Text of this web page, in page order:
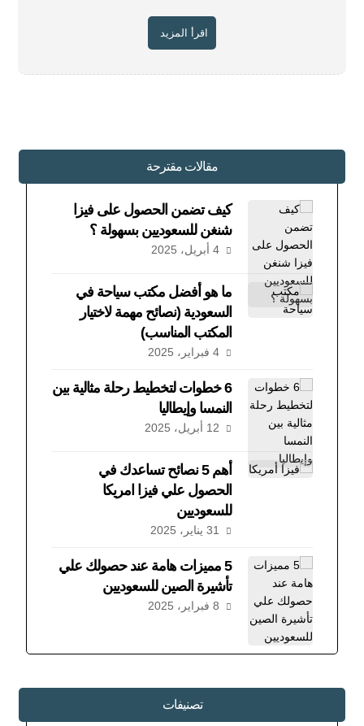
اقرأ المزيد
مقالات مقترحة
كيف تضمن الحصول على فيزا
شنغن للسعوديين بسهولة ؟
4 أبريل، 2025
ما هو أفضل مكتب سياحة في
السعودية (نصائح مهمة لاختيار
المكتب المناسب)
4 فبراير، 2025
6 خطوات لتخطيط رحلة مثالية بين
النمسا وإيطاليا
12 أبريل، 2025
أهم 5 نصائح تساعدك في
الحصول علي فيزا امريكا
للسعوديين
31 يناير، 2025
5 مميزات هامة عند حصولك علي
تأشيرة الصين للسعوديين
8 فبراير، 2025
تصنيفات